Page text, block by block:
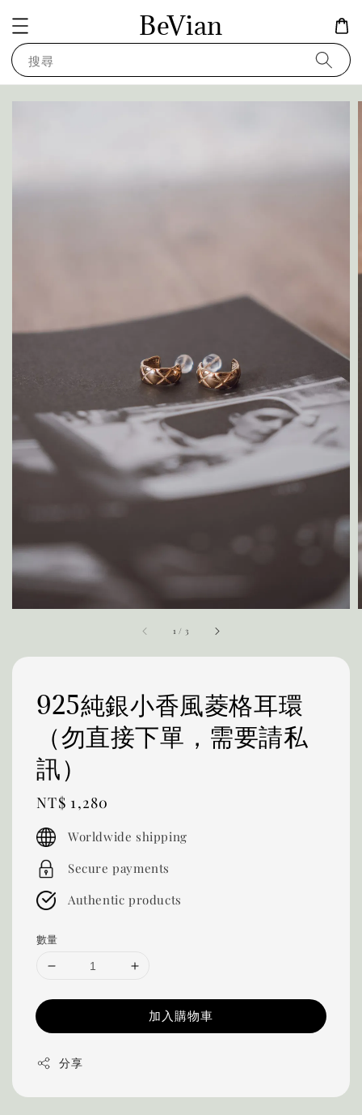
BeVian
搜尋
1 / 3
925純銀小香風菱格耳環
（勿直接下單，需要請私
訊）
Regular
price
NT$ 1,280
Worldwide shipping
Secure payments
Authentic products
數量
加入購物車
分享